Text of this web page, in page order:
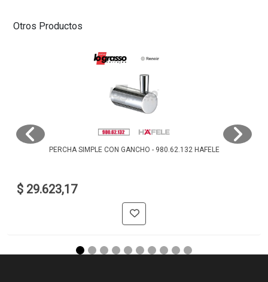
Otros Productos
PERCHA SIMPLE CON GANCHO - 980.62.132 HAFELE
$ 29.623,17